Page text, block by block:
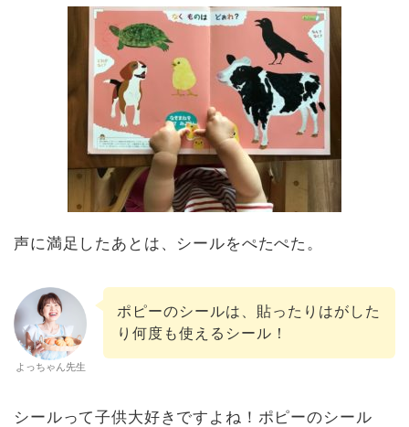
声に満足したあとは、シールをぺたぺた。
よっちゃん先生
ポピーのシールは、貼ったりはがした
り何度も使えるシール！
シールって子供大好きですよね！ポピーのシール